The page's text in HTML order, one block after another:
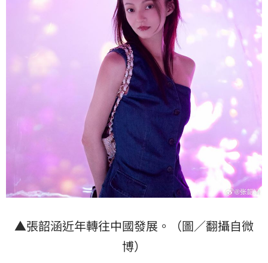
▲張韶涵近年轉往中國發展。（圖／翻攝自微
博）